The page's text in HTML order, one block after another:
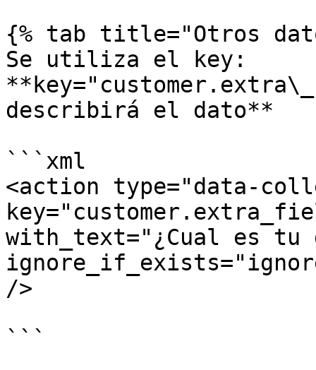
{% tab title="Otros
Se utiliza el key:
describirá el dato**
```xml
<action type="data-
with_text="¿Cual es
/>
```